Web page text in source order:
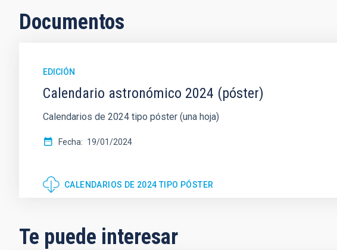
Documentos
EDICIÓN
Calendario astronómico 2024 (póster)
Calendarios de 2024 tipo póster (una hoja)
Fecha 19/01/2024
CALENDARIOS DE 2024 TIPO PÓSTER
Te puede interesar